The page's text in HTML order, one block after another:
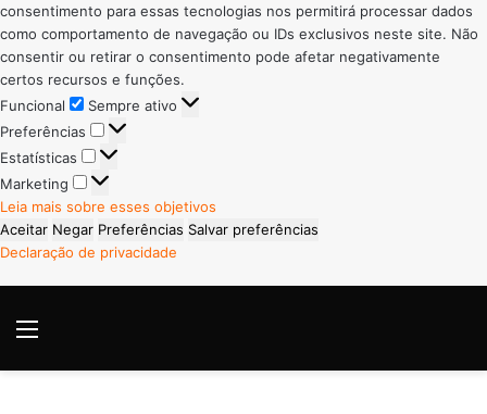
consentimento para essas tecnologias nos permitirá processar dados
como comportamento de navegação ou IDs exclusivos neste site. Não
consentir ou retirar o consentimento pode afetar negativamente
certos recursos e funções.
Funcional
Funcional
Sempre ativo
Preferências
Preferências
Estatísticas
Estatísticas
Marketing
Marketing
Leia mais sobre esses objetivos
Aceitar Negar Preferências Salvar preferências
Declaração de privacidade